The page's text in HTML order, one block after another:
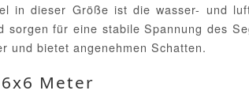
in dieser Größe ist die wasser- und
für eine stabile Spannung des
und bietet angenehmen Schatten.
Meter